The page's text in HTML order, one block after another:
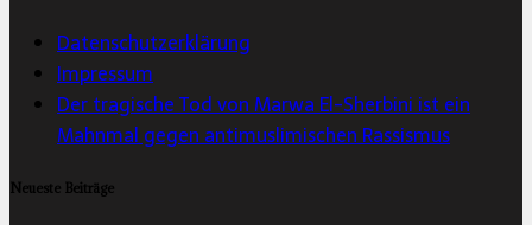
Datenschutzerklärung
Impressum
Der tragische Tod von Marwa El-Sherbini ist ein
Mahnmal gegen antimuslimischen Rassismus
Neueste Beiträge